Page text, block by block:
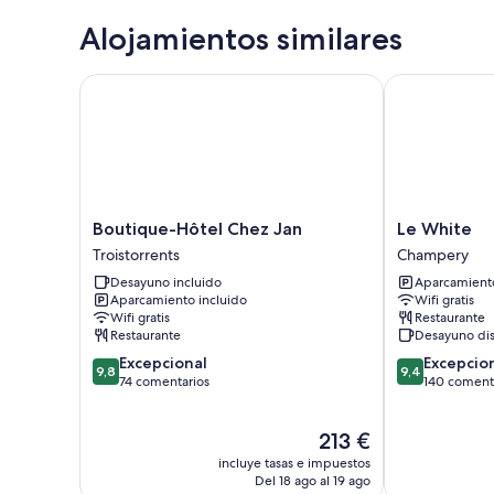
Alojamientos similares
Boutique-
Hôtel
Chez
Jan
Troistorrents
Boutique-Hôtel Chez Jan
Troistorrents
Desayuno incluido
Aparcamiento incluido
Wifi gratis
Restaurante
9.8
sobre
9,8 Excepcional
74 comentarios
El
precio
actual
213 €
incluye tasas e impuestos
Del 18 ago al 19 ago
Boutique-Hôtel Chez Jan
Le
White
Champery
Le White
Champery
Wifi gratis
Restaurante
Desayuno
9.4
sobre
9,4
140
Le White